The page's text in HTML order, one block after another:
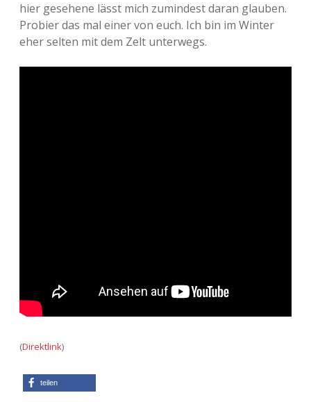
Täglicher Sinnwahn
Adventskalender 2012
Adventskalender 2020
hier gesehene lässt mich zumindest daran glauben.
Probier das mal einer von euch. Ich bin im Winter
eher selten mit dem Zelt unterwegs.
(Direktlink)
teilen